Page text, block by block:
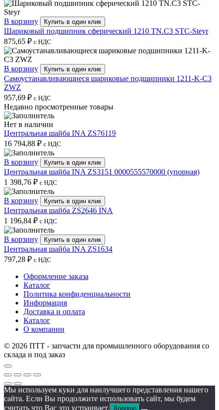
В корзину Купить в один клик
Шариковый подшипник сферический 1210 TN.C3 STC-Steyr
875,65 ₽ с НДС
В корзину Купить в один клик
Самоустанавливающиеся шариковые подшипники 1211-K-C3
ZWZ
957,69 ₽ с НДС
Недавно просмотренные товары
Нет в наличии
Центральная шайба INA ZS76119
16 794,88 ₽ с НДС
В корзину Купить в один клик
Центральная шайба INA ZS3151 0000555570000 (упорная)
1 398,76 ₽ с НДС
В корзину Купить в один клик
Центральная шайба ZS2646 INA
1 196,84 ₽ с НДС
В корзину Купить в один клик
Центральная шайба INA ZS1634
797,28 ₽ с НДС
Оформление заказа
Каталог
Политика конфиденциальности
Информация
Доставка и оплата
Каталог
О компании
© 2026 ПТТ - запчасти для промышленного оборудования со
склада и под заказ
Мы используем куки для наилучшего представления нашего
сайта. Если Вы продолжите использовать сайт, мы будем
считать что Вас это устраивает. Хорошо